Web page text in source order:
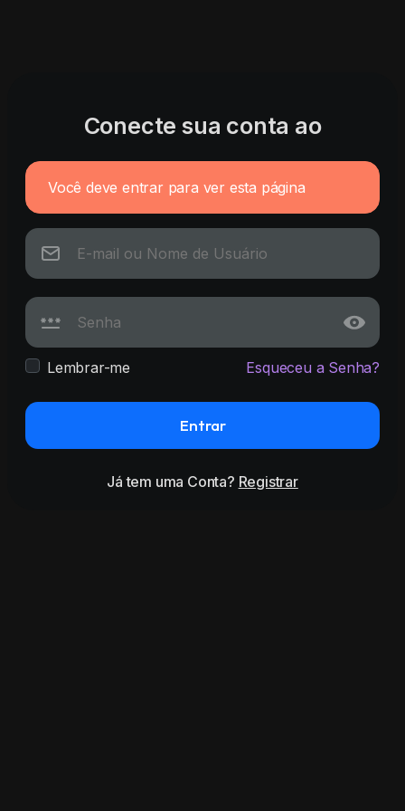
Conecte sua conta ao
Você deve entrar para ver esta página
Lembrar-me Esqueceu a Senha?
Entrar
Já tem uma Conta? Registrar